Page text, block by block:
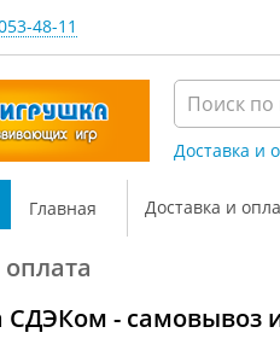
48-11
Доставка и
Главная Доставка и
СДЭКом - самовывоз